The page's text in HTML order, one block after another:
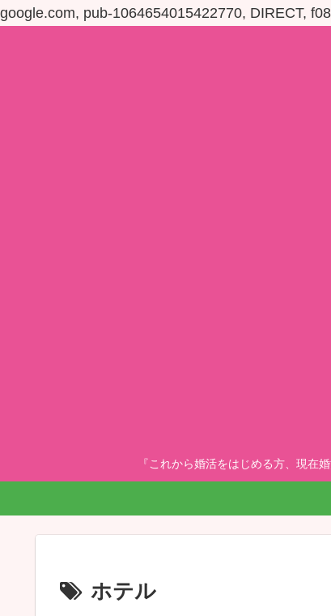
google.com, pub-1064654015422770, DIRECT,
『これから婚活をはじめる方、現在
ホテル